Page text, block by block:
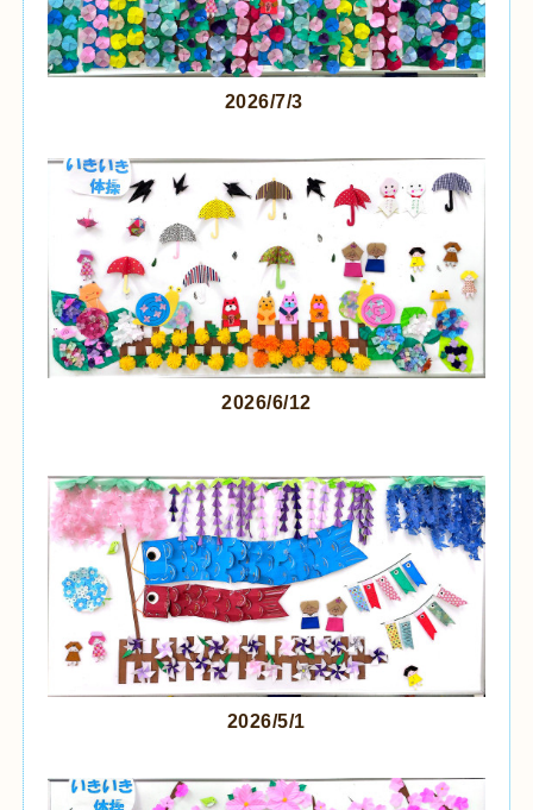
2026/7/3
2026/6/12
2026/5/1